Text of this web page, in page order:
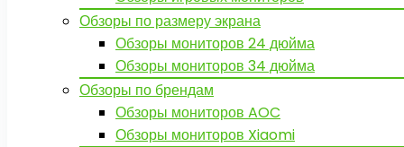
Обзоры по размеру экрана
Обзоры мониторов 24 дюйма
Обзоры мониторов 34 дюйма
Обзоры по брендам
Обзоры мониторов AOC
Обзоры мониторов Xiaomi